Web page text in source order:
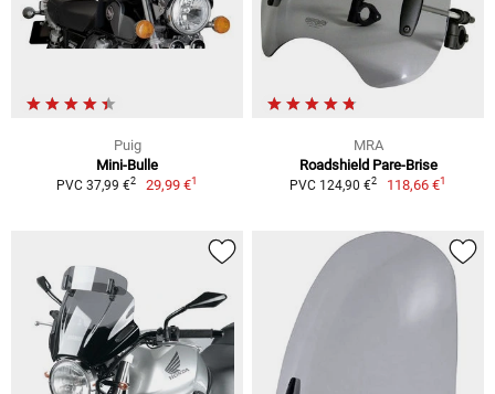
Puig
Mini-Bulle
PVC 37,99 €2 29,99 €1
MRA
Roadshield Pare-Brise
PVC 124,90 €2 118,66 €1